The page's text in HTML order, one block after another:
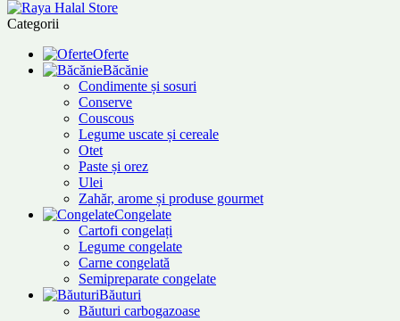
Categorii
Oferte
Băcănie
Condimente și sosuri
Conserve
Couscous
Legume uscate și cereale
Otet
Paste și orez
Ulei
Zahăr, arome și produse gourmet
Congelate
Cartofi congelați
Legume congelate
Carne congelată
Semipreparate congelate
Băuturi
Băuturi carbogazoase